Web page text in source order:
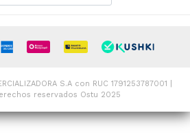
S.A con RUC 1791253787001 |
reservados Ostu 2025